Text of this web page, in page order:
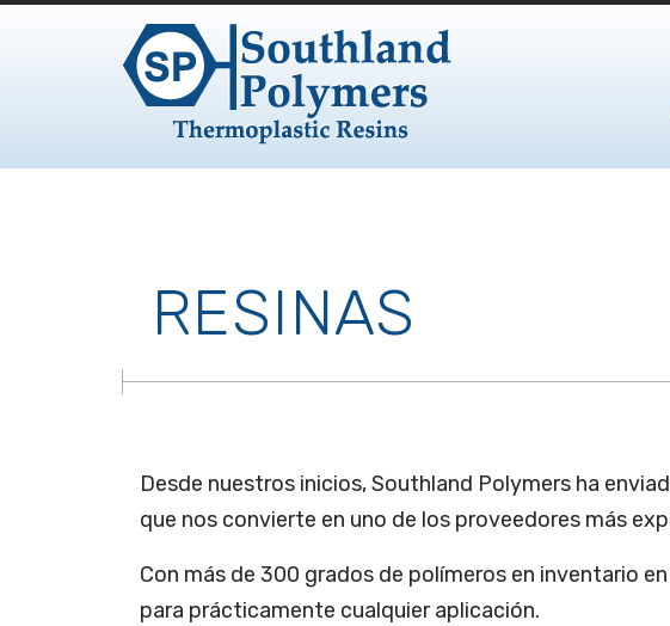
RESINAS
Desde nuestros inicios, Southland Polymers ha
que nos convierte en uno de los proveedores más
Con más de 300 grados de polímeros en inventario
para prácticamente cualquier aplicación.